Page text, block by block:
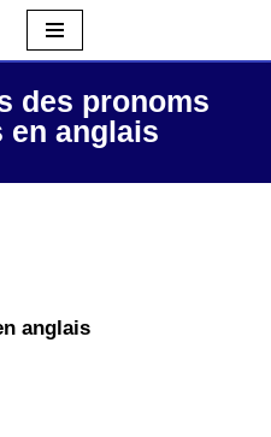
des pronoms
en anglais
anglais